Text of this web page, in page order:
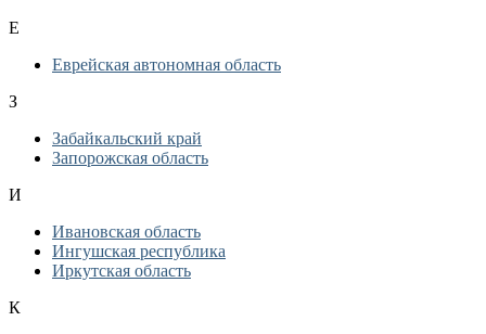
Е
Еврейская автономная область
З
Забайкальский край
Запорожская область
И
Ивановская область
Ингушская республика
Иркутская область
К